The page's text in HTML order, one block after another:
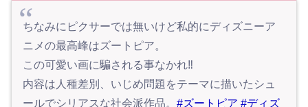
ちなみにピクサーでは無いけど私的にディズニーア
ニメの最高峰はズートピア。
この可愛い画に騙される事なかれ‼︎
内容は人種差別、いじめ問題をテーマに描いたシュ
ールでシリアスな社会派作品。 #ズートピア #ディズ